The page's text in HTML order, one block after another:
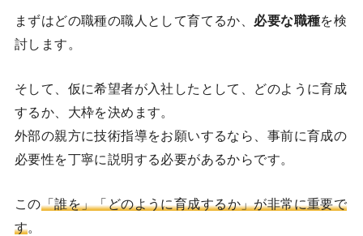
まずはどの職種の職人として育てるか、 必要な職種を検
討します。
そして、仮に希望者が入社したとして、どのように育成
するか、大枠を決めます。
外部の親方に技術指導をお願いするなら、事前に育成の
必要性を丁寧に説明する必要があるからです。
この「誰を」「どのように育成するか」が非常に重要で
す。